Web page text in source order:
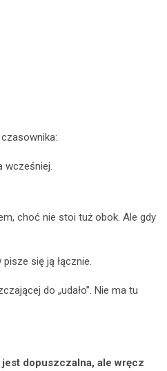
wcześniej.
choć nie stoi tuż obok. Ale gdy
się ją łącznie.
do „udało”. Nie ma tu
dopuszczalna, ale wręcz